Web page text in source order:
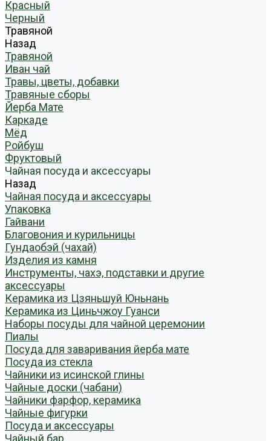
Красный
Черный
Травяной
Назад
Травяной
Иван чай
Травы, цветы, добавки
Травяные сборы
Йерба Мате
Каркаде
Мёд
Ройбуш
Фруктовый
Чайная посуда и аксессуары
Назад
Чайная посуда и аксессуары
Упаковка
Гайвани
Благовония и курильницы
Гундаобэй (чахай)
Изделия из камня
Инструменты, чахэ, подставки и другие
аксессуары
Керамика из Цзяньшуй Юньнань
Керамика из Циньчжоу Гуанси
Наборы посуды для чайной церемонии
Пиалы
Посуда для заваривания йерба мате
Посуда из стекла
Чайники из исинской глины
Чайные доски (чабани)
Чайники фарфор, керамика
Чайные фигурки
Посуда и аксессуары
Чайный бар